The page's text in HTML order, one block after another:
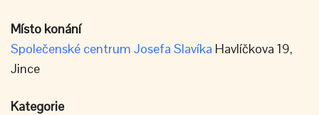
Místo konání
Společenské centrum Josefa Slavíka Havlíčkova 19,
Jince
Kategorie